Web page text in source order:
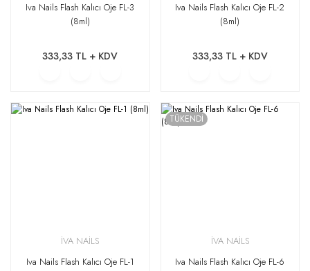
Iva Nails Flash Kalıcı Oje FL-3
(8ml)
333,33 TL + KDV
Iva Nails Flash Kalıcı Oje FL-2
(8ml)
333,33 TL + KDV
İVA NAİLS
Iva Nails Flash Kalıcı Oje FL-1
TÜKENDİ
İVA NAİLS
Iva Nails Flash Kalıcı Oje FL-6